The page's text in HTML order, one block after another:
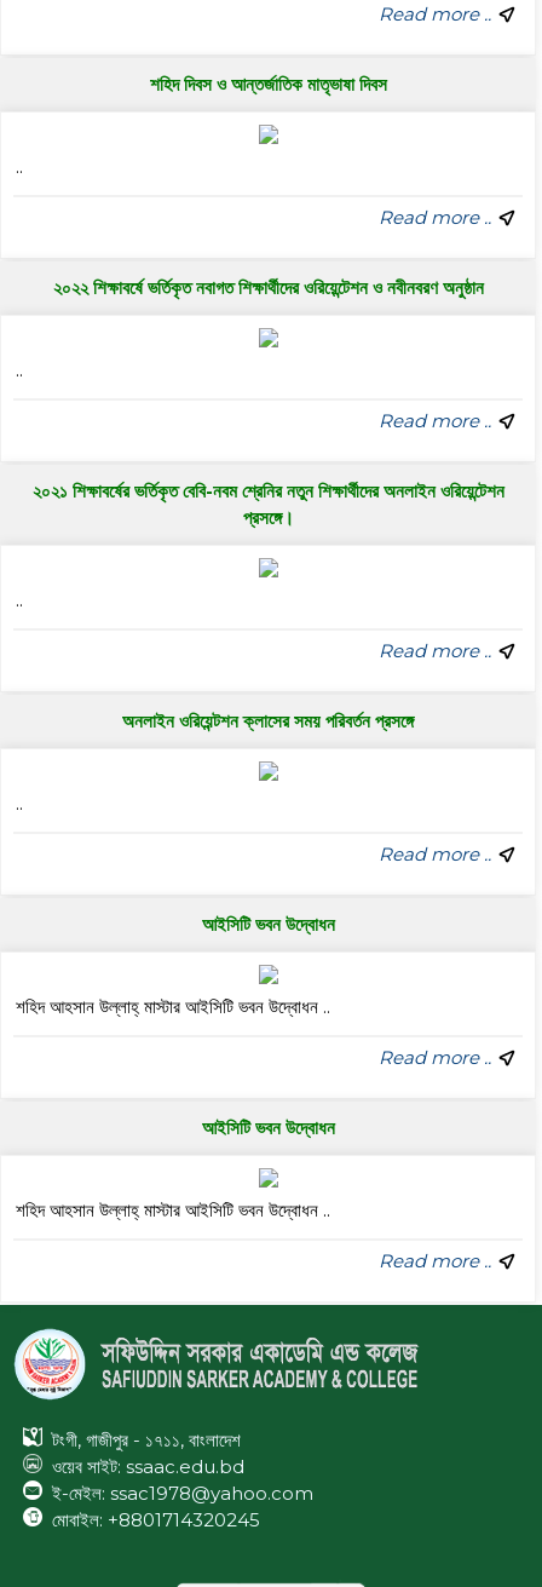
Read more ..
শহিদ দিবস ও আন্তর্জাতিক মাতৃভাষা দিবস
..
Read more ..
২০২২ শিক্ষাবর্ষে ভর্তিকৃত নবাগত শিক্ষার্থীদের ওরিয়েন্টেশন ও নবীনবরণ অনুষ্ঠান
..
Read more ..
২০২১ শিক্ষাবর্ষের ভর্তিকৃত বেবি-নবম শ্রেনির নতুন শিক্ষার্থীদের অনলাইন ওরিয়েন্টেশন
প্রসঙ্গে।
..
Read more ..
অনলাইন ওরিয়েন্টশন ক্লাসের সময় পরিবর্তন প্রসঙ্গে
..
Read more ..
আইসিটি ভবন উদ্বোধন
শহিদ আহসান উল্লাহ্ মাস্টার আইসিটি ভবন উদ্বোধন ..
Read more ..
আইসিটি ভবন উদ্বোধন
শহিদ আহসান উল্লাহ্ মাস্টার আইসিটি ভবন উদ্বোধন ..
Read more ..
টংগী, গাজীপুর - ১৭১১, বাংলাদেশ
ওয়েব সাইট: ssaac.edu.bd
ই-মেইল: ssac1978@yahoo.com
মোবাইল: +8801714320245